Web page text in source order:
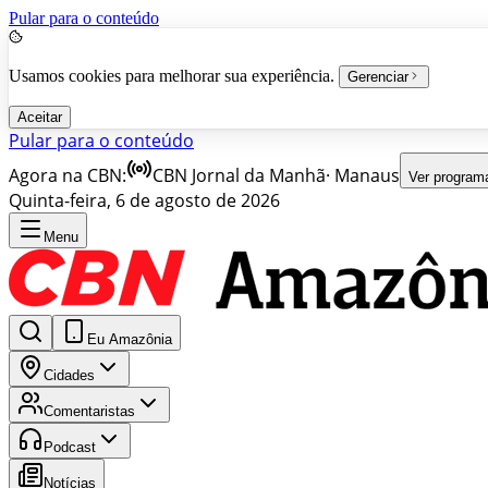
Pular para o conteúdo
Usamos cookies para melhorar sua experiência. Gerenciar
Aceitar
Pular para o conteúdo
Agora na CBN:
CBN Jornal da Manhã· Manaus Ver
Quinta-feira, 6 de agosto de 2026
Menu
Eu Amazônia
Cidades
Comentaristas
Podcast
Notícias